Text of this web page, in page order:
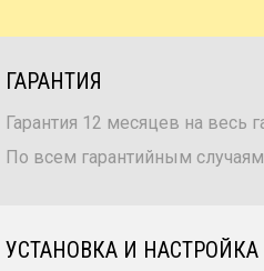
ГАРАНТИЯ
Гарантия 12 месяцев на весь
По всем гарантийным
УСТАНОВКА И НАСТРОЙКА